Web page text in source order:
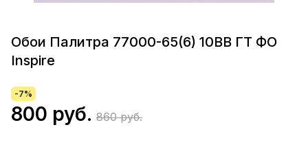
Обои Палитра 77000-65(6) 10ВВ ГТ ФО
Inspire
-7%
800 руб. 860 руб.